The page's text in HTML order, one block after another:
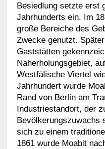
Besiedlung setzte erst
Jahrhunderts ein. Im
große Bereiche des
Zwecke genutzt.
Gaststätten
Naherholungsgebiet,
Westfälische Viertel
Jahrhundert wurde
Rand von Berlin am
Industriestandort, der
Bevölkerungszuwachs
sich zu einem
1861 wurde Moabit